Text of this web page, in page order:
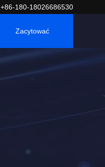
+86-180-18026686530
Zacytować